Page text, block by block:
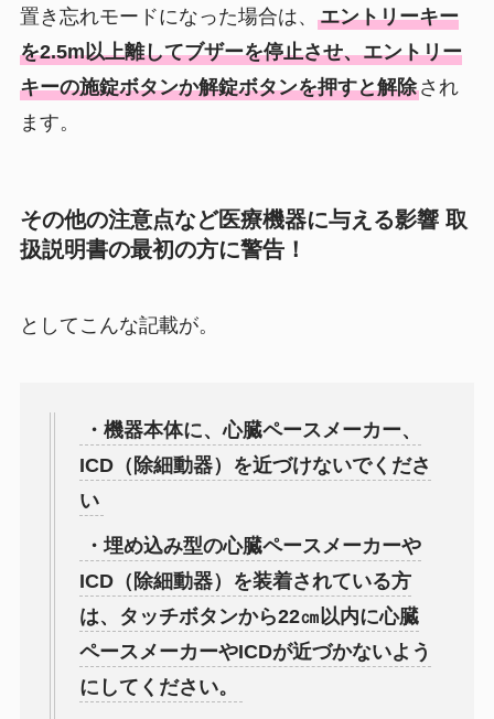
置き忘れモードになった場合は、 エントリーキー
を2.5m以上離してブザーを停止させ、エントリー
キーの施錠ボタンか解錠ボタンを押すと解除され
ます。
その他の注意点など医療機器に与える影響 取
扱説明書の最初の方に警告！
としてこんな記載が。
・機器本体に、心臓ペースメーカー、
ICD（除細動器）を近づけないでくださ
い
・埋め込み型の心臓ペースメーカーや
ICD（除細動器）を装着されている方
は、タッチボタンから22㎝以内に心臓
ペースメーカーやICDが近づかないよう
にしてください。